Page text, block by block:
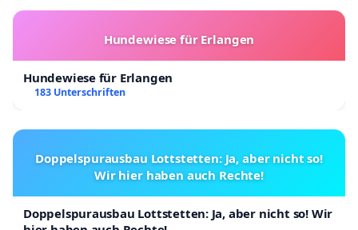
Hundewiese für Erlangen
Hundewiese für Erlangen
183 Unterschriften
Doppelspurausbau Lottstetten: Ja, aber nicht so!
Wir hier haben auch Rechte!
Doppelspurausbau Lottstetten: Ja, aber nicht so! Wir